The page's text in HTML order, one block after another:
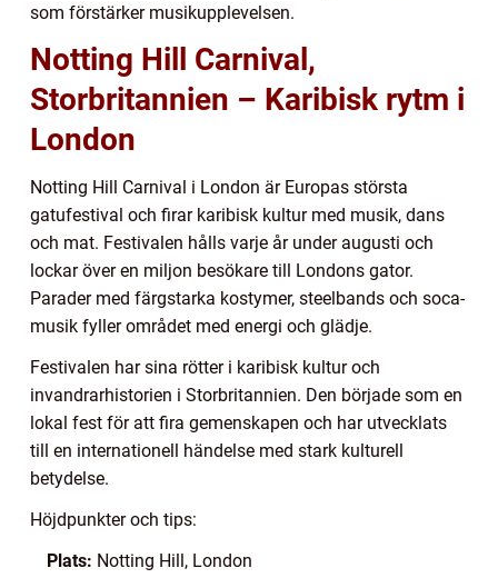
som förstärker musikupplevelsen.
Notting Hill Carnival,
Storbritannien – Karibisk rytm i
London
Notting Hill Carnival i London är Europas största
gatufestival och firar karibisk kultur med musik, dans
och mat. Festivalen hålls varje år under augusti och
lockar över en miljon besökare till Londons gator.
Parader med färgstarka kostymer, steelbands och soca-
musik fyller området med energi och glädje.
Festivalen har sina rötter i karibisk kultur och
invandrarhistorien i Storbritannien. Den började som en
lokal fest för att fira gemenskapen och har utvecklats
till en internationell händelse med stark kulturell
betydelse.
Höjdpunkter och tips:
Plats: Notting Hill, London